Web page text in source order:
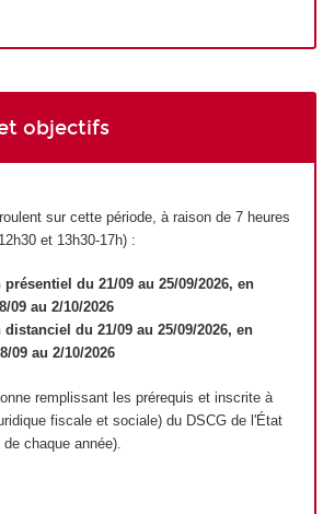
objectifs
sur cette période, à raison de 7 heures
et 13h30-17h) :
du 21/09 au 25/09/2026, en
09 au 2/10/2026
distanciel du 21/09 au 25/09/2026, en
09 au 2/10/2026
remplissant les prérequis et inscrite à
fiscale et sociale) du DSCG de l'État
chaque année).